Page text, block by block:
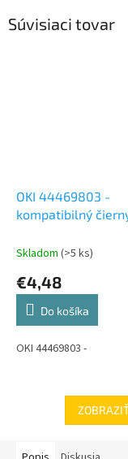
Súvisiaci tovar
OKI 44469803 -
kompatibilný
Skladom (>5 ks)
€4,48
Do košíka
OKI 44469803 -